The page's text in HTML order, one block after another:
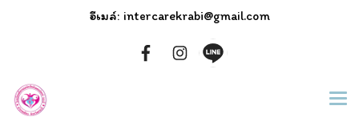
อีเมล์: intercarekrabi@gmail.com